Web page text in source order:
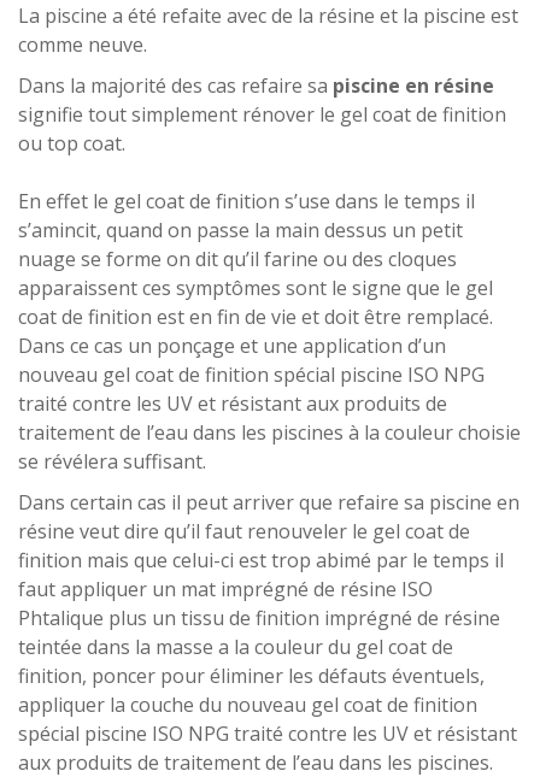
La piscine a été refaite avec de la résine et la piscine est
comme neuve.
Dans la majorité des cas refaire sa piscine en résine
signifie tout simplement rénover le gel coat de finition
ou top coat.
En effet le gel coat de finition s’use dans le temps il
s’amincit, quand on passe la main dessus un petit
nuage se forme on dit qu’il farine ou des cloques
apparaissent ces symptômes sont le signe que le gel
coat de finition est en fin de vie et doit être remplacé.
Dans ce cas un ponçage et une application d’un
nouveau gel coat de finition spécial piscine ISO NPG
traité contre les UV et résistant aux produits de
traitement de l’eau dans les piscines à la couleur choisie
se révélera suffisant.
Dans certain cas il peut arriver que refaire sa piscine en
résine veut dire qu’il faut renouveler le gel coat de
finition mais que celui-ci est trop abimé par le temps il
faut appliquer un mat imprégné de résine ISO
Phtalique plus un tissu de finition imprégné de résine
teintée dans la masse a la couleur du gel coat de
finition, poncer pour éliminer les défauts éventuels,
appliquer la couche du nouveau gel coat de finition
spécial piscine ISO NPG traité contre les UV et résistant
aux produits de traitement de l’eau dans les piscines.